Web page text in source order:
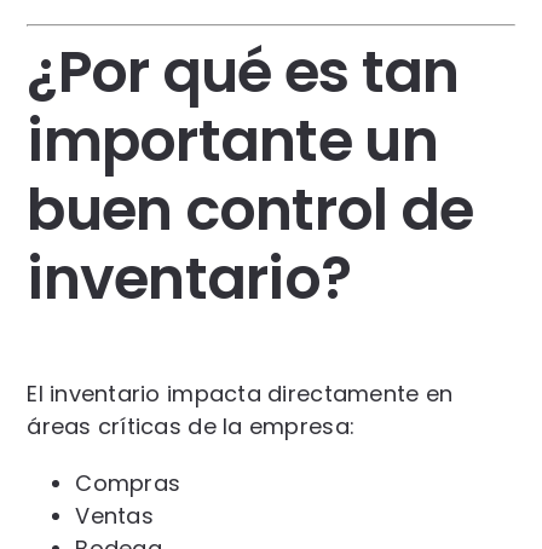
¿Por qué es tan
importante un
buen control de
inventario?
El inventario impacta directamente en
áreas críticas de la empresa:
Compras
Ventas